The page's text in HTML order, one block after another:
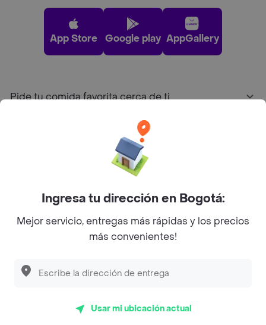
App Store Google play AppGallery
Pide tu comida favorita cerca de ti
Sobre Rappi
Facebook
Twitter
Instagram
©2026Rappi Inc. All rights reserved.
Ingresa tu dirección en Bogotá:
Mejor servicio, entregas más rápidas y los precios
más convenientes!
Usar mi ubicación actual